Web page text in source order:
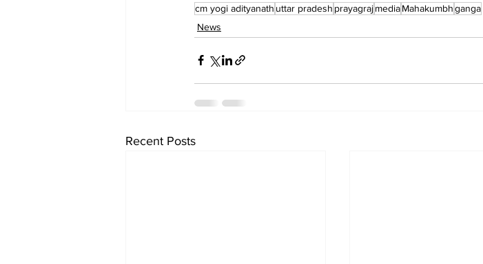
cm yogi adityanath uttar pradesh prayagrajmediaMahakumbhganga
News
Recent Posts